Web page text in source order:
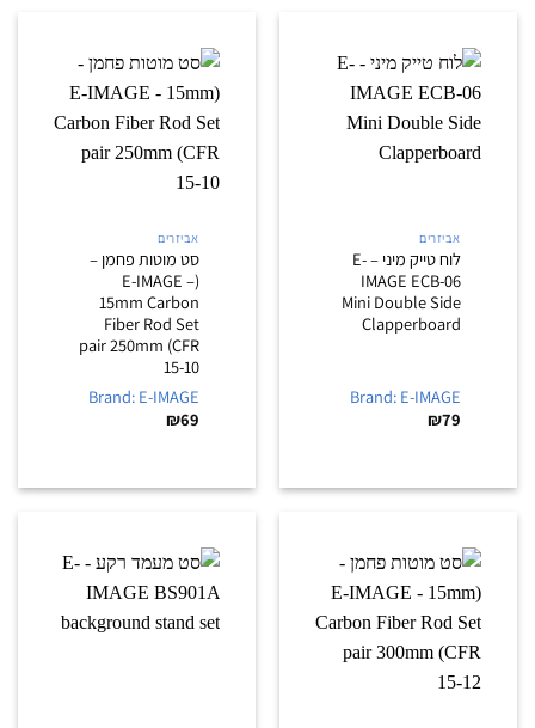
אביזרים
לוח טייק מיני – E-
IMAGE ECB-06
Mini Double Side
Clapperboard
Brand: E-IMAGE
₪79
אביזרים
סט מוטות פחמן –
(E-IMAGE –
15mm Carbon
Fiber Rod Set
pair 250mm (CFR
15-10
Brand: E-IMAGE
₪69